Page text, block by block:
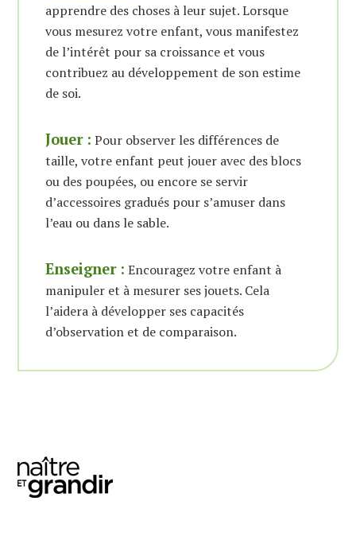
apprendre des choses à leur sujet. Lorsque
vous mesurez votre enfant, vous manifestez
de l’intérêt pour sa croissance et vous
contribuez au développement de son estime
de soi.
Jouer : Pour observer les différences de
taille, votre enfant peut jouer avec des blocs
ou des poupées, ou encore se servir
d’accessoires gradués pour s’amuser dans
l’eau ou dans le sable.
Enseigner : Encouragez votre enfant à
manipuler et à mesurer ses jouets. Cela
l’aidera à développer ses capacités
d’observation et de comparaison.